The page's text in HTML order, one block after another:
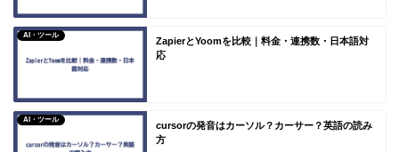
AI・ツール
ZapierとYoomを比較｜料金・連携数・日本語対
応
AI・ツール
cursorの発音はカーソル？カーサー？英語の読み
方